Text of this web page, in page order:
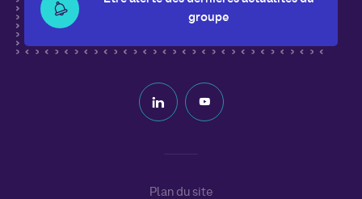
groupe
Plan du site